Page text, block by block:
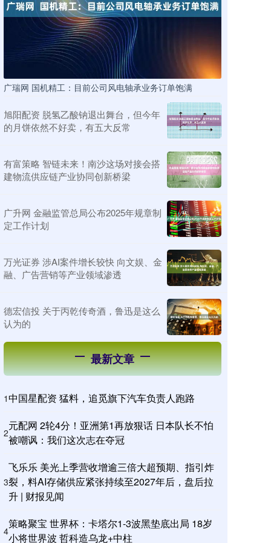
广瑞网 国机精工：目前公司风电轴承业务订单饱满
旭阳配资 脱氢乙酸钠退出舞台，但今年
的月饼依然不好卖，有五大反常
有富策略 智链未来！南沙这场对接会搭
建物流供应链产业协同创新桥梁
广升网 金融监管总局公布2025年规章制
定工作计划
万光证券 涉AI案件增长较快 向文娱、金
融、广告营销等产业领域渗透
德宏信投 关于丙乾传奇酒，鲁迅是这么
认为的
最新文章
1中国星配资 猛料，追觅旗下汽车负责人跑路
2
元配网 2轮4分！亚洲第1再放狠话 日本队长不怕
被嘲讽：我们这次志在夺冠
3
飞乐乐 美光上季营收增逾三倍大超预期、指引炸
裂，料AI存储供应紧张持续至2027年后，盘后拉
升 | 财报见闻
4
策略聚宝 世界杯：卡塔尔1-3波黑垫底出局 18岁
小将世界波 哲科造乌龙+中柱